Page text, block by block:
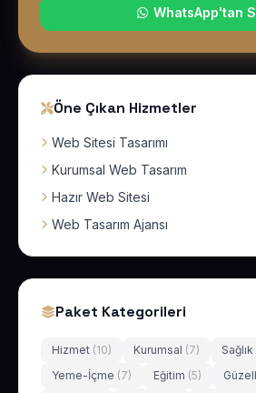
WhatsApp'tan
Öne Çıkan Hizmetler
Web Sitesi Tasarımı
Kurumsal Web Tasarım
Hazır Web Sitesi
Web Tasarım Ajansı
Paket Kategorileri
Hizmet (10) Kurumsal (7) Sağlık
Yeme-İçme (7) Eğitim (5)